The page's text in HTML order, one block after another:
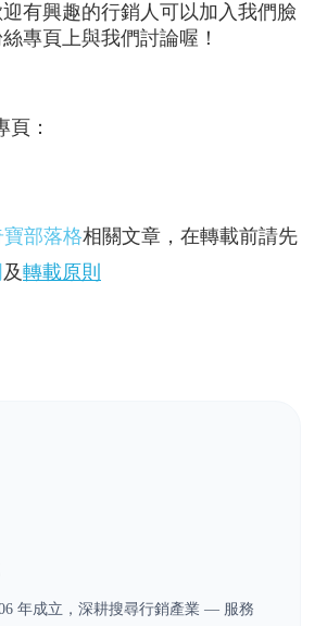
有興趣的行銷人可以加入我們臉
專頁上與我們討論喔！
頁：
部落格相關文章，在轉載前請先
及轉載原則
年成立，深耕搜尋行銷產業 — 服務